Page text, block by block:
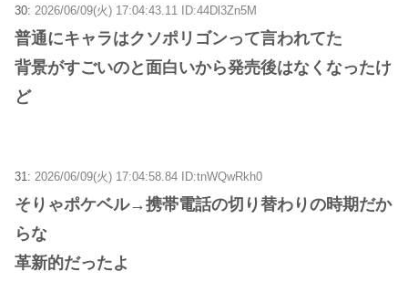
30: 2026/06/09(火) 17:04:43.11 ID:44Dl3Zn5M
普通にキャラはクソポリゴンって言われてた
背景がすごいのと面白いから発売後はなくなったけ
ど
31: 2026/06/09(火) 17:04:58.84 ID:tnWQwRkh0
そりゃポケベル→携帯電話の切り替わりの時期だか
らな
革新的だったよ